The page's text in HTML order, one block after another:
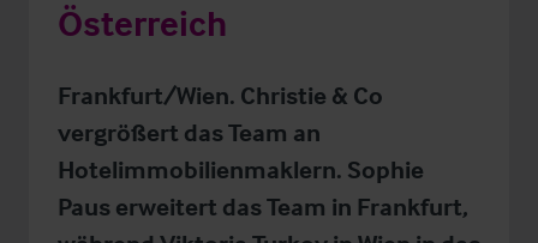
Österreich
Frankfurt/Wien. Christie & Co
vergrößert das Team an
Hotelimmobilienmaklern. Sophie
Paus erweitert das Team in Frankfurt,